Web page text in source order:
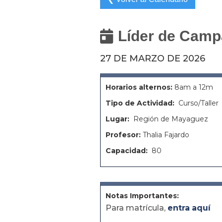
 Líder de
27 DE MARZO DE 2026
Horarios alternos: 8am a 12m
Tipo de Actividad: Curso/Taller
Lugar: Región de Mayaguez
Profesor: Thalia Fajardo
Capacidad: 80
Notas Importantes:
Para matrícula, entra aquí